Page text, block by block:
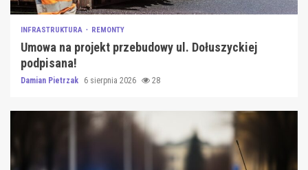
INFRASTRUKTURA REMONTY
Umowa na projekt przebudowy ul. Dołuszyckiej
podpisana!
Damian Pietrzak 6 sierpnia 2026 28